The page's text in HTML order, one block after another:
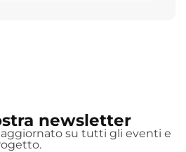
newsletter
su tutti gli eventi e